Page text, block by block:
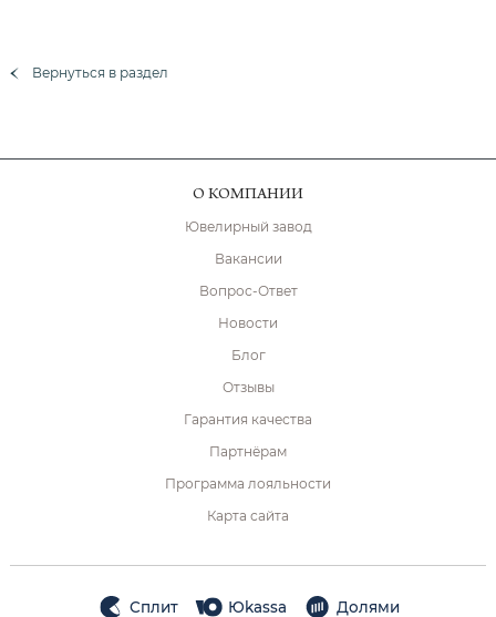
Вернуться в раздел
О КОМПАНИИ
Ювелирный завод
Вакансии
Вопрос-Ответ
Новости
Блог
Отзывы
Гарантия качества
Партнёрам
Программа лояльности
Карта сайта
Сплит Юkassa Долями